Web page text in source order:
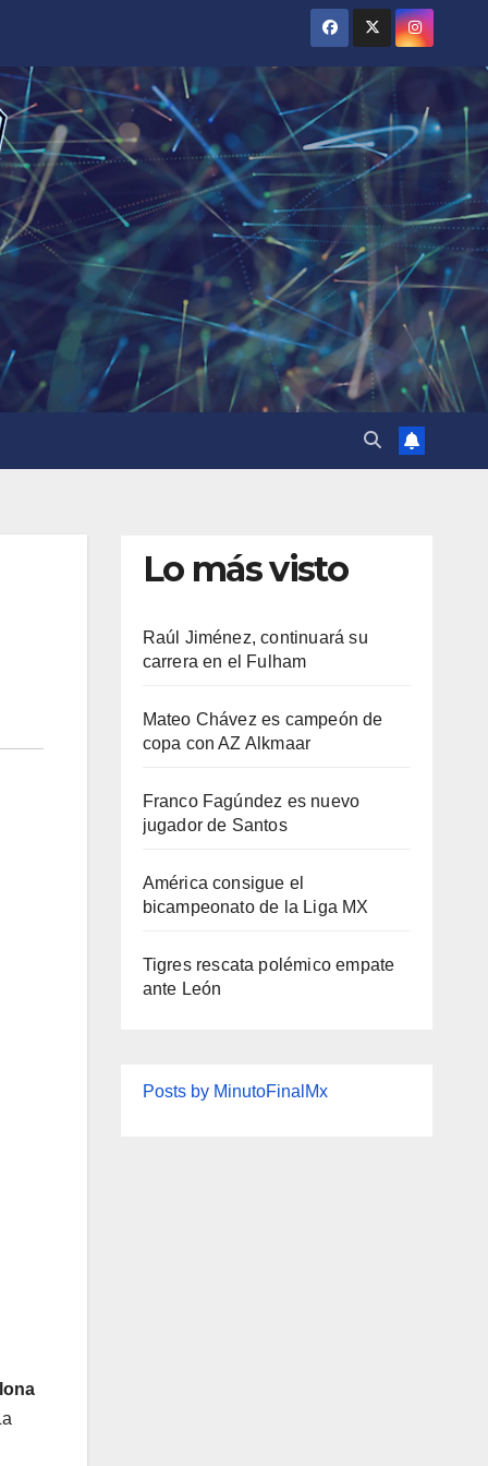
Lo más visto
Raúl Jiménez, continuará su
carrera en el Fulham
Mateo Chávez es campeón de
copa con AZ Alkmaar
Franco Fagúndez es nuevo
jugador de Santos
América consigue el
bicampeonato de la Liga MX
Tigres rescata polémico empate
ante León
Posts by MinutoFinalMx